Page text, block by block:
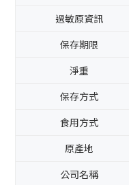
過敏原資訊
保存期限
淨重
保存方式
食用方式
原產地
公司名稱